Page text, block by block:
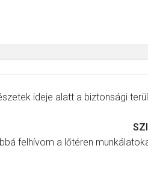
ideje alatt a biztonsági
felhívom a lőtéren